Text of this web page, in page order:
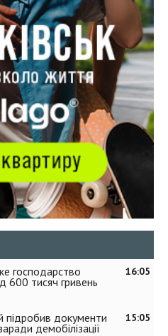
16:05
господарство
600 тисяч гривень
15:05
підробив документи
демобілізації